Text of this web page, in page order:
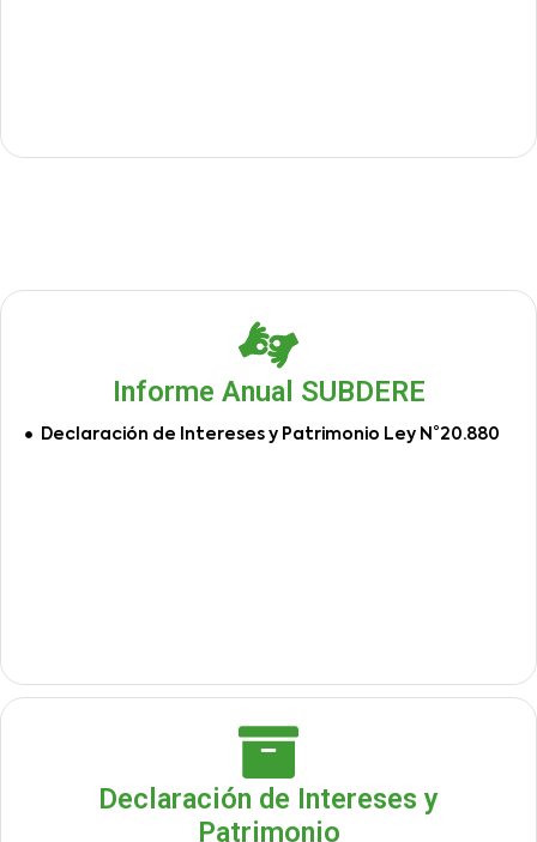
Informe Anual SUBDERE
Declaración de Intereses y Patrimonio Ley N°20.880
Declaración de Intereses y
Patrimonio